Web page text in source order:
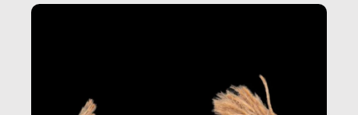
dietro gli oggetti e i servizi che fanno la nostra vita